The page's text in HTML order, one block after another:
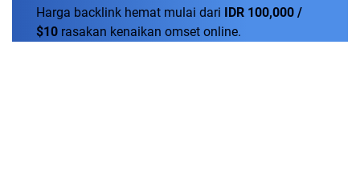
Harga backlink hemat mulai dari
IDR 100,000 /
$10 rasakan kenaikan omset online.